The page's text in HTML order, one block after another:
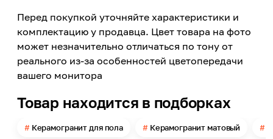
Форма
Квадрат
Длина
410
Ширина
Толщина
Поверхность
Перед покупкой уточняйте характеристики и
комплектацию у продавца. Цвет товара на фото
может незначительно отличаться по тону от
реального из-за особенностей цветопередачи
вашего монитора
Товар находится в подборках
Керамогранит для пола Керамогранит матовый